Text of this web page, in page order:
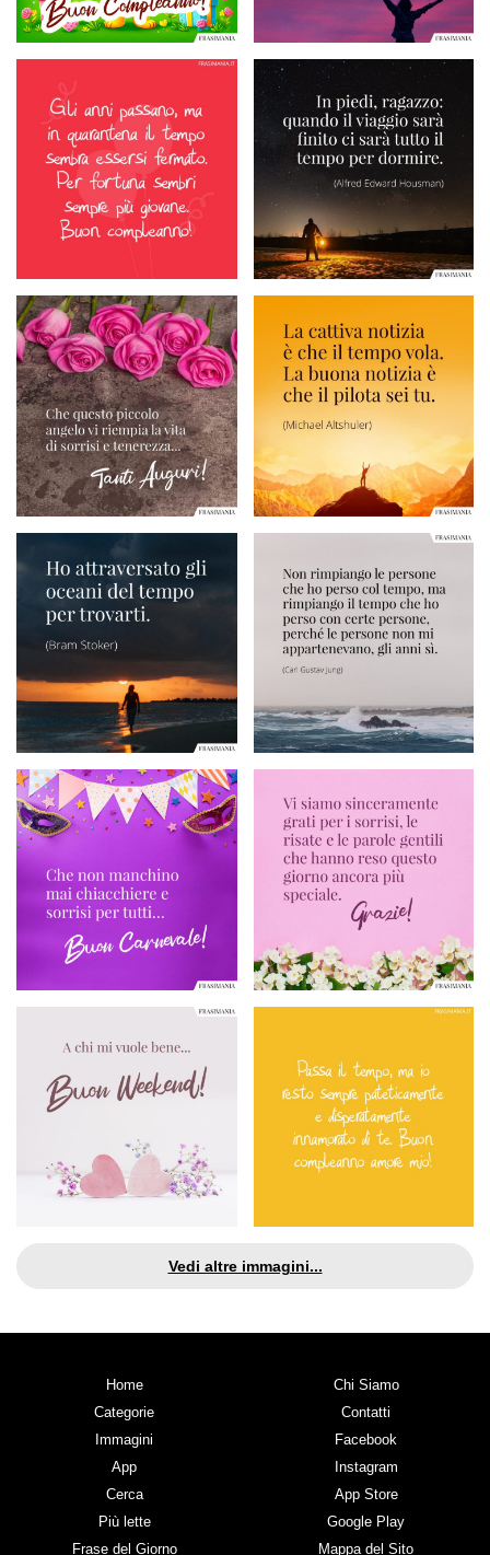
Vedi altre immagini...
Home
Categorie
Immagini
App
Cerca
Più lette
Frase del Giorno
Chi Siamo
Contatti
Facebook
Instagram
App Store
Google Play
Mappa del Sito